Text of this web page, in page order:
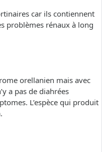
car ils contiennent
problèmes rénaux à long
orellanien mais avec
a pas de diahrées
L’espèce qui produit